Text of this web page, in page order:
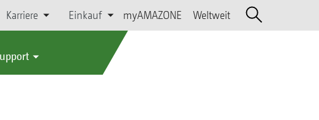
Karriere Einkauf myAMAZONE Weltweit